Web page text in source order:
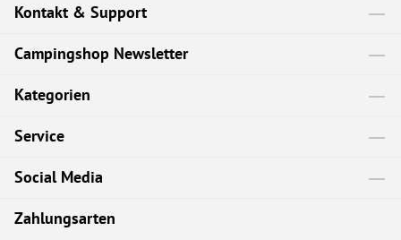
Kontakt & Support
Campingshop Newsletter
Kategorien
Service
Social Media
Zahlungsarten